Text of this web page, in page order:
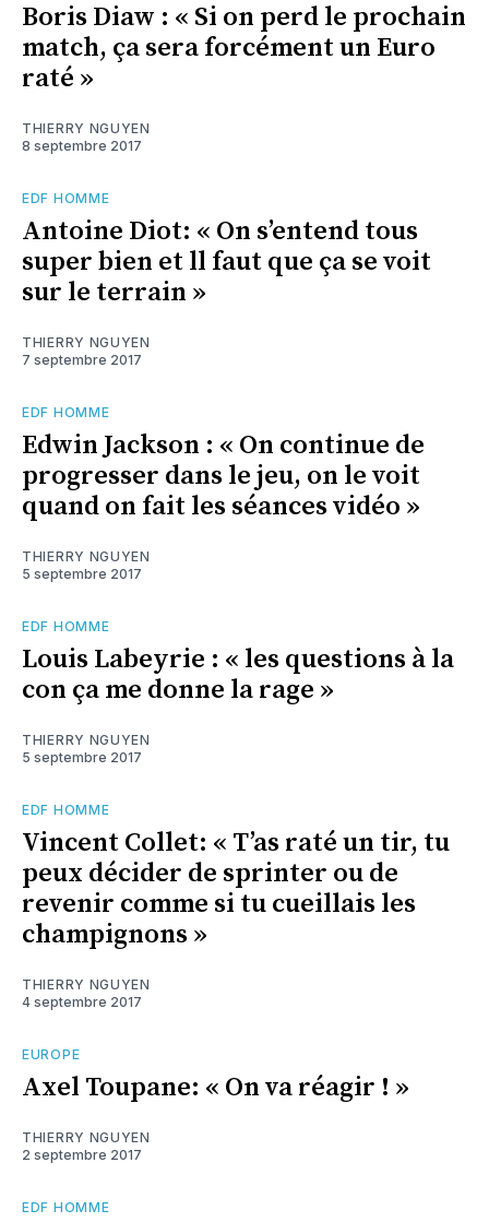
Boris Diaw : « Si on perd le prochain
match, ça sera forcément un Euro
raté »
THIERRY NGUYEN
8 septembre 2017
EDF HOMME
Antoine Diot: « On s’entend tous
super bien et ll faut que ça se voit
sur le terrain »
THIERRY NGUYEN
7 septembre 2017
EDF HOMME
Edwin Jackson : « On continue de
progresser dans le jeu, on le voit
quand on fait les séances vidéo »
THIERRY NGUYEN
5 septembre 2017
EDF HOMME
Louis Labeyrie : « les questions à la
con ça me donne la rage »
THIERRY NGUYEN
5 septembre 2017
EDF HOMME
Vincent Collet: « T’as raté un tir, tu
peux décider de sprinter ou de
revenir comme si tu cueillais les
champignons »
THIERRY NGUYEN
4 septembre 2017
EUROPE
Axel Toupane: « On va réagir ! »
THIERRY NGUYEN
2 septembre 2017
EDF HOMME